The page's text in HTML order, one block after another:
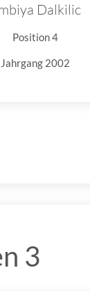
Dalkilic
Position 4
Jahrgang 2002
3